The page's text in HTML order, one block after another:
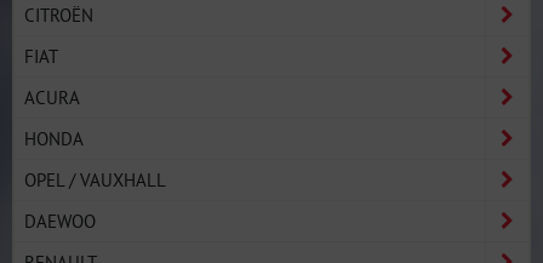
CITROËN
FIAT
ACURA
HONDA
OPEL / VAUXHALL
DAEWOO